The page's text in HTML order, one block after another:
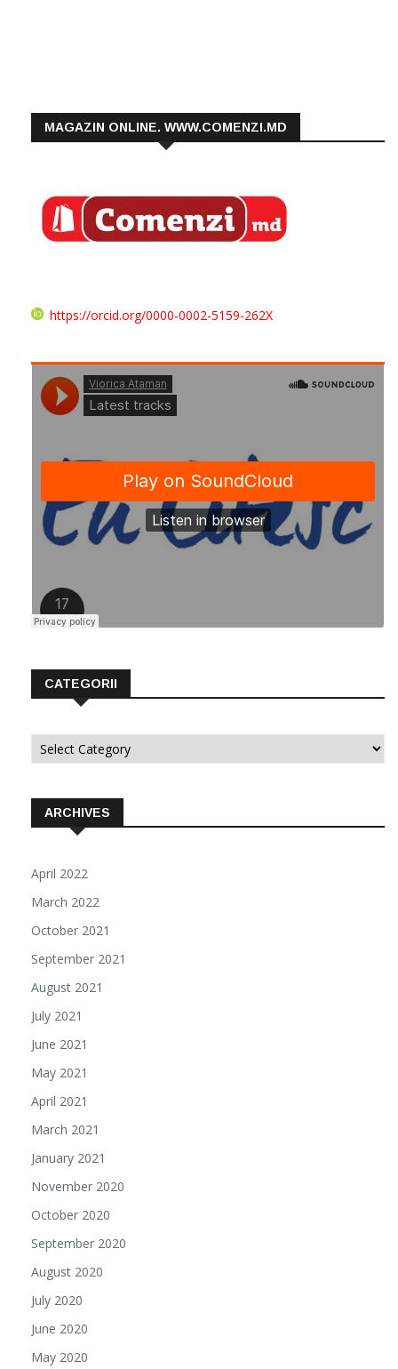
MAGAZIN ONLINE. WWW.COMENZI.MD
https://orcid.org/0000-0002-5159-262X
CATEGORII
Categorii
ARCHIVES
April 2022
March 2022
October 2021
September 2021
August 2021
July 2021
June 2021
May 2021
April 2021
March 2021
January 2021
November 2020
October 2020
September 2020
August 2020
July 2020
June 2020
May 2020